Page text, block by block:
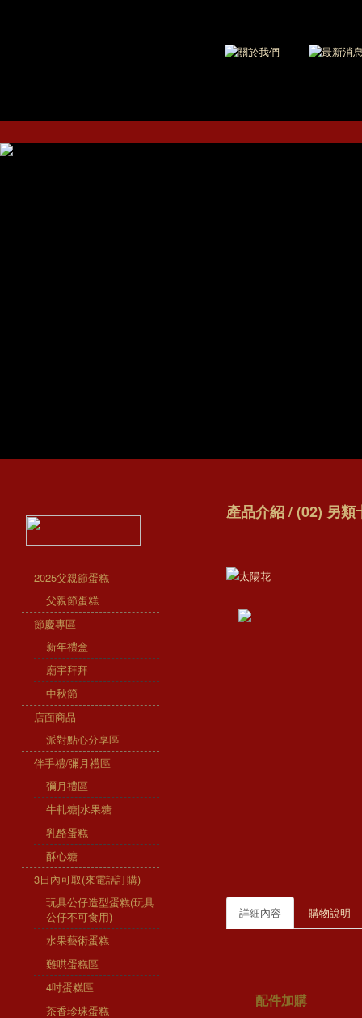
2025父親節蛋糕
父親節蛋糕
節慶專區
新年禮盒
廟宇拜拜
中秋節
店面商品
派對點心分享區
伴手禮/彌月禮區
彌月禮區
牛軋糖|水果糖
乳酪蛋糕
酥心糖
3日內可取(來電話訂購)
玩具公仔造型蛋糕(玩具
公仔不可食用)
水果藝術蛋糕
難哄蛋糕區
4吋蛋糕區
茶香珍珠蛋糕
產品介紹 / (02) 另類
詳細內容 購物說明
配件加購